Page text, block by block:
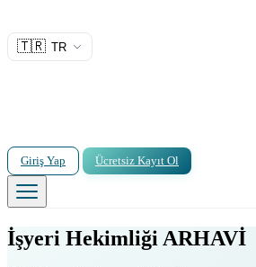
🇹🇷 TR
Giriş Yap Ücretsiz Kayıt Ol
İşyeri Hekimliği ARHAVİ